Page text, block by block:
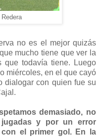
no es el mejor quizás
mucho tiene que ver la
que todavía tiene. Luego
miércoles, en el que cayó
dialogar con quien fue su
demasiado, no
y por un error
el primer gol. En la